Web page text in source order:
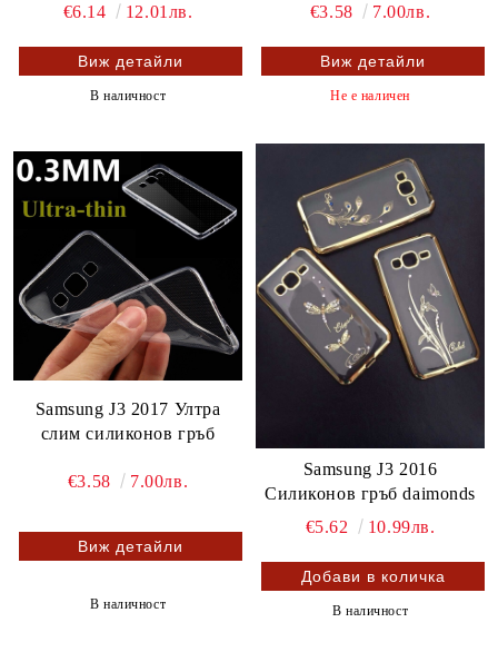
€6.14
12.01лв.
Виж детайли
В наличност
€3.58
7.00лв.
Виж детайли
Не е наличен
Samsung J3 2017 Ултра
слим силиконов гръб
€3.58 7.00лв.
Виж детайли
В наличност
Samsung J3 2016
Силиконов гръб daimonds
€5.62
10.99лв.
В наличност